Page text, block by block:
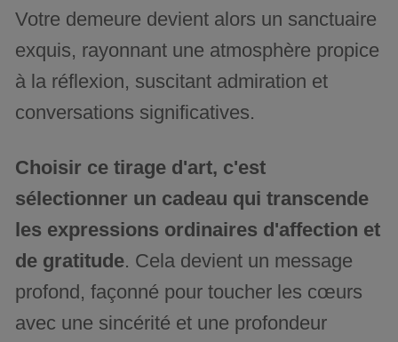
Votre demeure devient alors un sanctuaire
exquis, rayonnant une atmosphère propice
à la réflexion, suscitant admiration et
conversations significatives.
Choisir ce tirage d'art, c'est
sélectionner un cadeau qui transcende
les expressions ordinaires d'affection et
de gratitude. Cela devient un message
profond, façonné pour toucher les cœurs
avec une sincérité et une profondeur